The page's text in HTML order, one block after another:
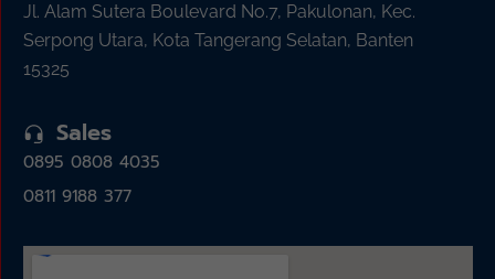
Jl. Alam Sutera Boulevard No.7, Pakulonan, Kec.
Serpong Utara, Kota Tangerang Selatan, Banten
15325
Sales
0895 0808 4035
0811 9188 377